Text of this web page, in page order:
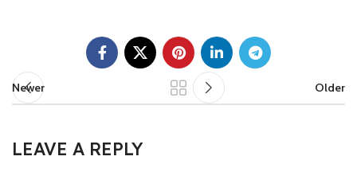
Newer Older
LEAVE A REPLY